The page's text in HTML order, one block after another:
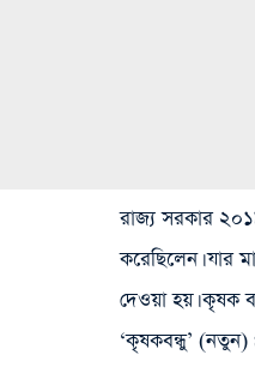
রাজ্য সরকার
করেছিলেন। যার
দেওয়া হয়। কৃষক
‘কৃষকবন্ধু’ (নতুন)